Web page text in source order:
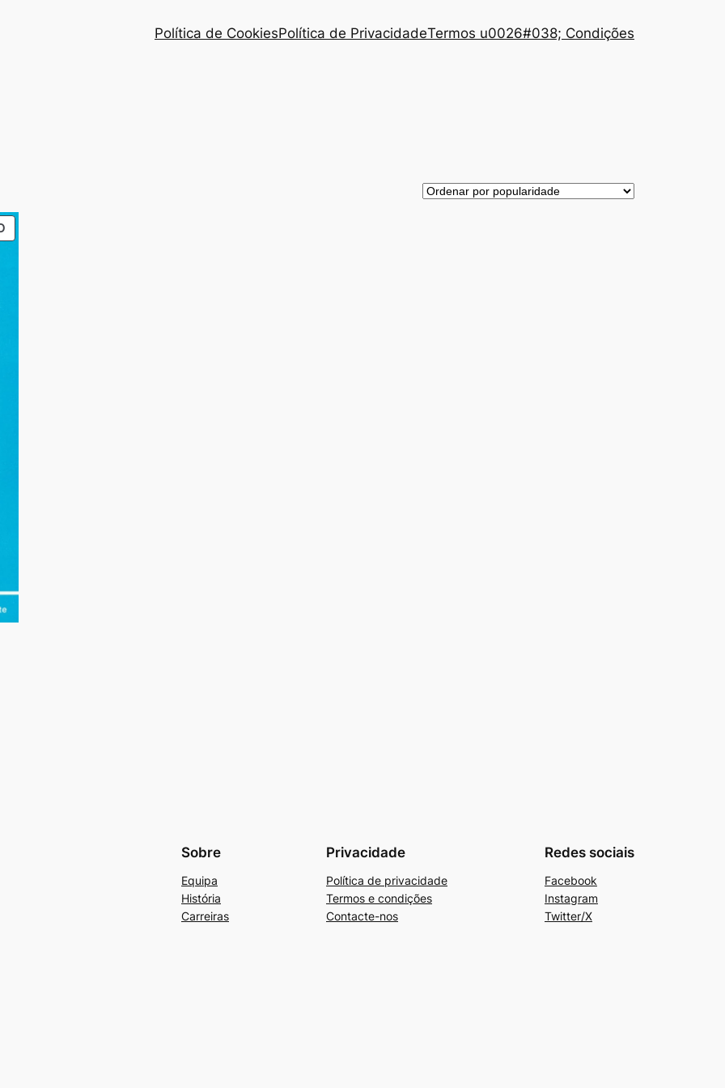
Política de CookiesPolítica de PrivacidadeTermos u0026#038; Condições
EM
Sobre
Equipa
História
Carreiras
Privacidade
Política de privacidade
Termos e condições
Contacte-nos
Redes sociais
Facebook
Instagram
Twitter/X